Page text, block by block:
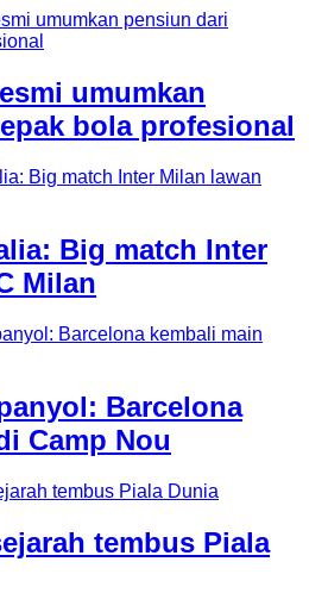
umumkan
bola profesional
Big match Inter
Milan
Barcelona
Camp Nou
tembus Piala